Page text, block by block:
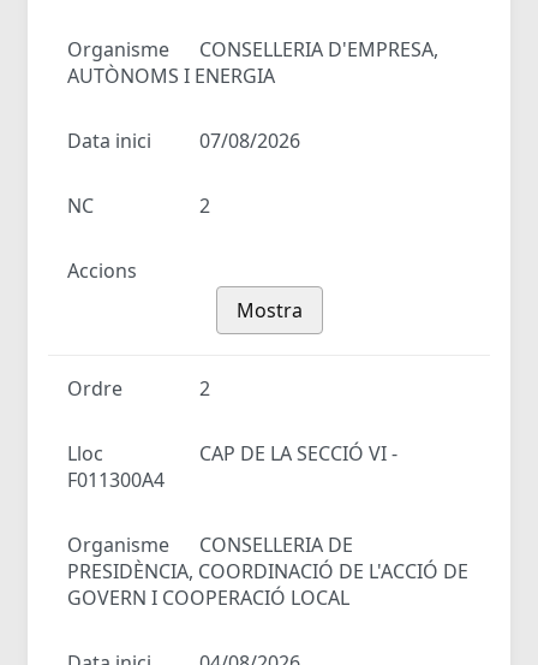
Organisme
CONSELLERIA D'EMPRESA,
AUTÒNOMS I ENERGIA
Data inici 07/08/2026
NC 2
Accions
Mostra
Ordre 2
Lloc
CAP DE LA SECCIÓ VI -
F011300A4
Organisme
CONSELLERIA DE
PRESIDÈNCIA, COORDINACIÓ DE L'ACCIÓ DE
GOVERN I COOPERACIÓ LOCAL